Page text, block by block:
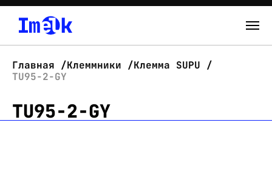
Новости
Главная Клеммники
Клемма SUPU
TU95-2-GY
TU95-2-GY